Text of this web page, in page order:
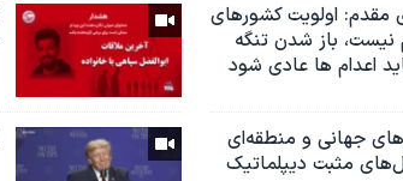
مقدم: اولویت کشورهای
نیست، باز شدن تنگه
اعدام ها عادی شود
جهانی و منطقه‌ای
مثبت دیپلماتیک